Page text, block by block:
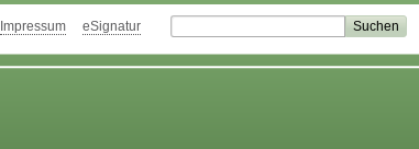
Impressum eSignatur